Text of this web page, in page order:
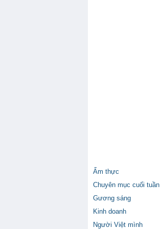
Ẩm thực
Chuyên mục cuối tuần
Gương sáng
Kinh doanh
Người Việt mình